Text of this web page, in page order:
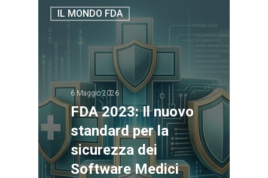
IL MONDO FDA
6 Maggio 2026
FDA 2023: Il nuovo
standard per la
sicurezza dei
Software Medici